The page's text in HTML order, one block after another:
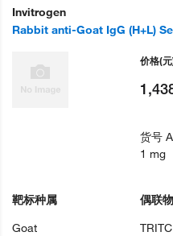
Invitrogen
Rabbit anti-Goat IgG (H+L)
靶标种属
Goat
偶联物
TRITC
价格(
货号
1 mg